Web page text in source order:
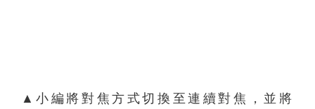
▲小編將對焦方式切換至連續對焦，並將